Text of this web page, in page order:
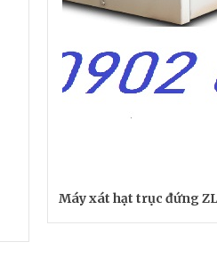
Máy xát hạt trục đứng